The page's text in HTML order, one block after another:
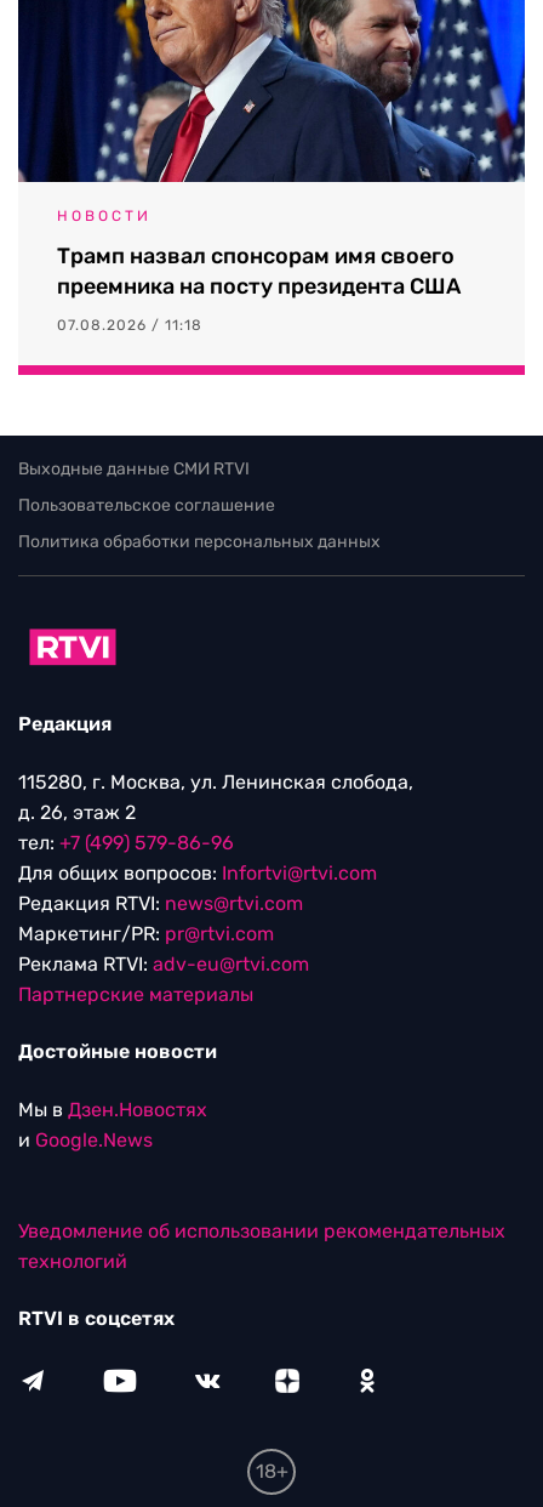
НОВОСТИ
Трамп назвал спонсорам имя своего
преемника на посту президента США
07.08.2026 / 11:18
Выходные данные СМИ RTVI
Пользовательское соглашение
Политика обработки персональных данных
Редакция
115280, г. Москва, ул. Ленинская слобода,
д. 26, этаж 2
тел: +7 (499) 579-86-96
Для общих вопросов: Infortvi@rtvi.com
Редакция RTVI: news@rtvi.com
Маркетинг/PR: pr@rtvi.com
Реклама RTVI: adv-eu@rtvi.com
Партнерские материалы
Достойные новости
Мы в Дзен.Новостях
и Google.News
Уведомление об использовании рекомендательных
технологий
RTVI в соцсетях
18+